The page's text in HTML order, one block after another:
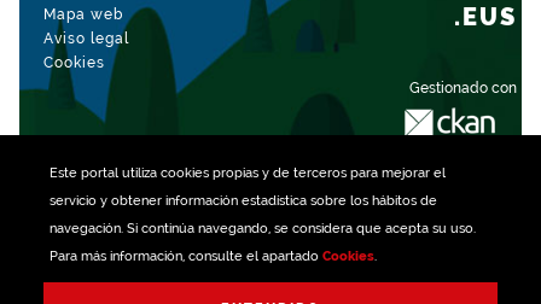
Este portal utiliza cookiespropias y de terceros para mejorar el
servicio y obtener información estadística sobre los hábitos de
navegación. Si continúa navegando, se considera que acepta su uso.
Para más información, consulte el apartado Cookies.
Mapa web
Aviso legal
Cookies
Gestionado con
.EUS